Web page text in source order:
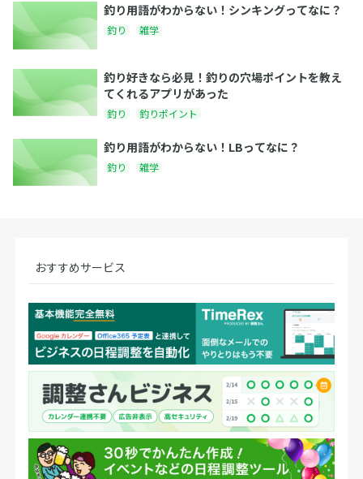
釣り用語がわからない！シンキングってなに？
釣り 雑学
釣り好きなら必見！釣りの穴場ポイントを教え
てくれるアプリがあった
釣り 釣りポイント
釣り用語がわからない！LBってなに？
釣り 雑学
おすすめサービス